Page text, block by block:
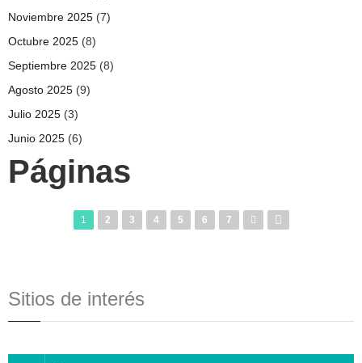
Noviembre 2025 (7)
Octubre 2025 (8)
Septiembre 2025 (8)
Agosto 2025 (9)
Julio 2025 (3)
Junio 2025 (6)
Páginas
1 2 3 4 5 6 7
Sitios de interés